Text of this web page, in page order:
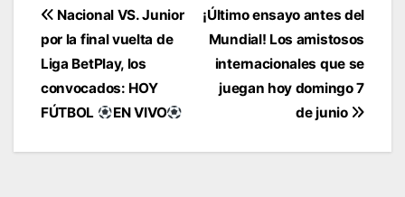
Navegación
de
entradas
¡Último ensayo antes del
Mundial! Los amistosos
internacionales que se
juegan hoy domingo 7
de junio
Nacional VS. Junior
por la final vuelta de
Liga BetPlay, los
convocados: HOY
FÚTBOL
EN VIVO